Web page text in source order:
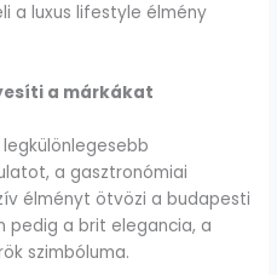
a luxus lifestyle élmény
a márkákat
legkülönlegesebb
a gasztronómiai
élményt ötvözi a budapesti
pedig a brit elegancia, a
szimbóluma.